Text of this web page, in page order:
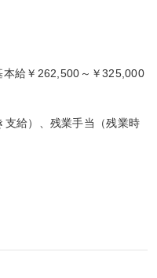
給￥262,500～￥325,000
支給）、残業手当（残業時